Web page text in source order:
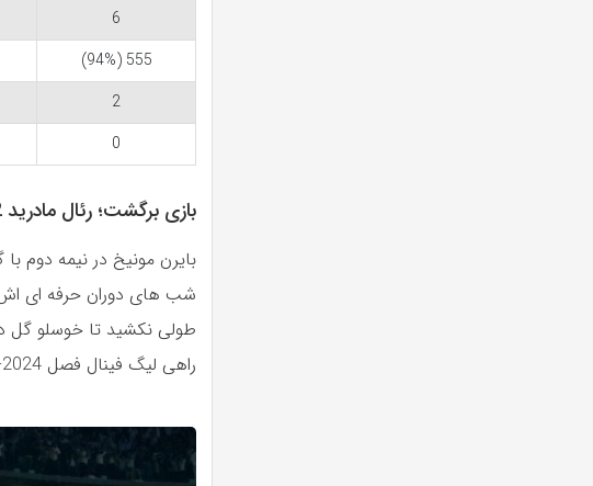
6
555 (94%)
2
0
بازی برگشت؛ رئال مادرید 2-1 بایرن مونیخ
بایرن مونیخ در نیمه دوم
طولی نکشید تا خوسلو گل
راهی لیگ فینال فصل 2024-2023 لیگ قهرمانان اروپا شوند.